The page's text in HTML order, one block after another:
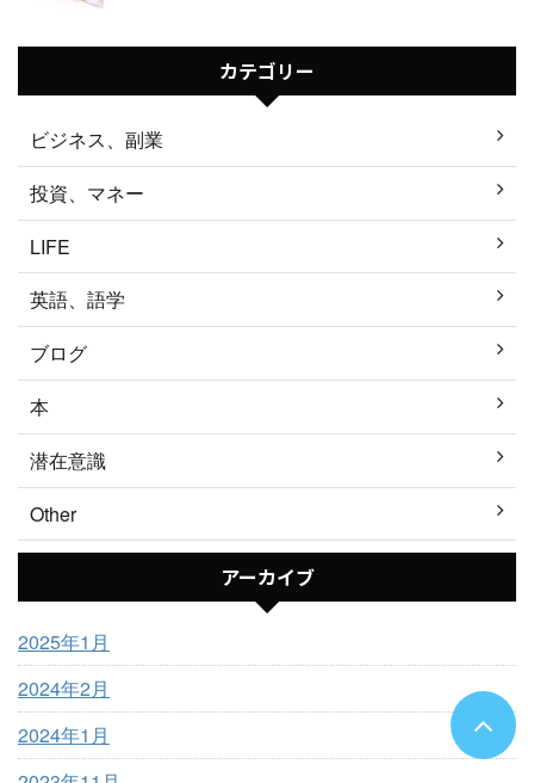
カテゴリー
ビジネス、副業
投資、マネー
LIFE
英語、語学
ブログ
本
潜在意識
Other
アーカイブ
2025年1月
2024年2月
2024年1月